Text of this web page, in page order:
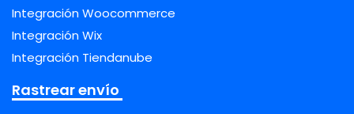
Integración Woocommerce
Integración Wix
Integración Tiendanube
Rastrear envío